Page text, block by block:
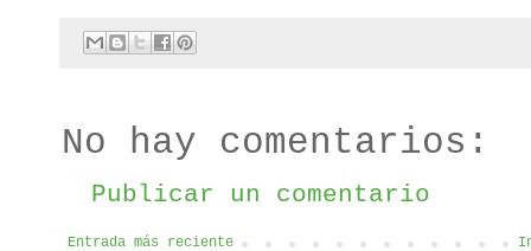
No hay comentarios:
Publicar un comentario
Entrada más reciente